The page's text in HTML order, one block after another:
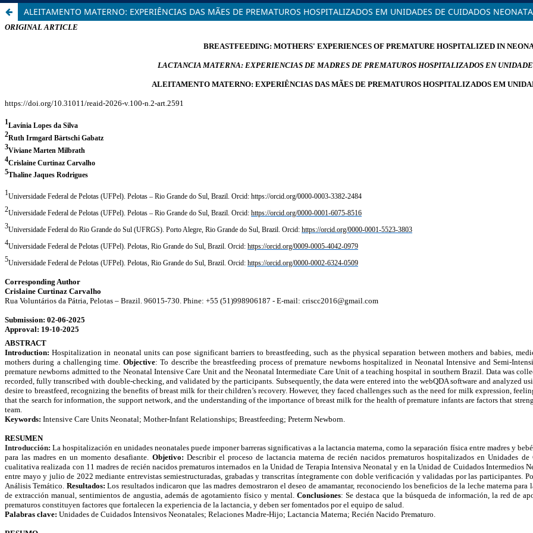
ALEITAMENTO MATERNO: EXPERIÊNCIAS DAS MÃES DE PREMATUROS HOSPITALIZADOS EM UNIDADES DE CUIDADOS